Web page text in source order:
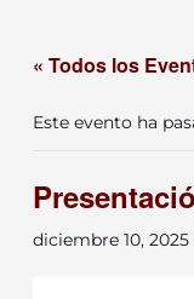
« Todos los
Este evento ha
diciembre 10, 2025